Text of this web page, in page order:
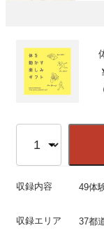
収録内容 49体
収録エリア 37都